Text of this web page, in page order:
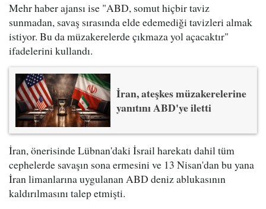
Mehr haber ajansı ise "ABD, somut hiçbir taviz
sunmadan, savaş sırasında elde edemediği tavizleri almak
istiyor. Bu da müzakerelerde çıkmaza yol açacaktır"
ifadelerini kullandı.
İran, ateşkes müzakerelerine
yanıtını ABD'ye iletti
İran, önerisinde Lübnan'daki İsrail harekatı dahil tüm
cephelerde savaşın sona ermesini ve 13 Nisan'dan bu yana
İran limanlarına uygulanan ABD deniz ablukasının
kaldırılmasını talep etmişti.